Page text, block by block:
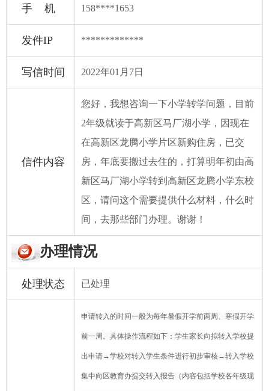
手 机 158****1653
发件IP *************
写信时间 2022年01月7日
信件内容
您好，我想咨询一下小学转学问题，目前
2年级就读于高新区马厂湖小学，因现在
在高新区龙腾小学片区新购住房，已交
房，年底要搬过去住的，打算明年初由高
新区马厂湖小学转到高新区龙腾小学东校
区，请问这个需要提供什么材料，什么时
间，去那些部门办理。谢谢！
办理情况
处理状态 已处理
申请转入的时间一般为每年暑假开学前两周、寒假开学
前一周。具体操作流程如下：学生家长向拟转入学校提
出申请→学校对转入学生条件进行初步审核→转入学校
集中向区教育办提交转入报告（内容包括学校各年级现